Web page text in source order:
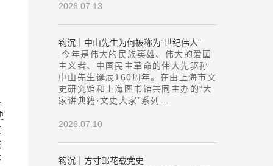
2026.07.13
钩沉｜中山先生为何被称为“世纪伟人”
今年是伟大的民族英雄、伟大的爱国
主义者、中国民主革命的伟大先驱孙
中山先生诞辰160周年。在由上海市文
史研究馆和上海图书馆共同主办的“大
家讲典籍·文史大家”系列…
2026.07.10
钩沉｜方寸邮花载党史